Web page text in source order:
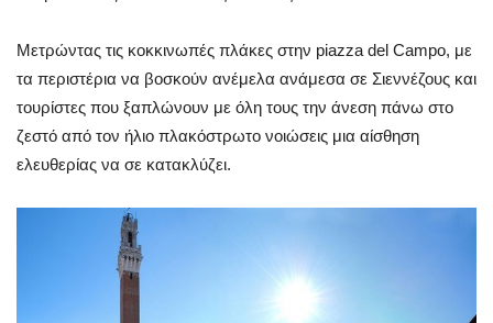
Μετρώντας τις κοκκινωπές πλάκες στην piazza del Campo, με
τα περιστέρια να βοσκούν ανέμελα ανάμεσα σε Σιεννέζους και
τουρίστες που ξαπλώνουν με όλη τους την άνεση πάνω στο
ζεστό από τον ήλιο πλακόστρωτο νοιώσεις μια αίσθηση
ελευθερίας να σε κατακλύζει.